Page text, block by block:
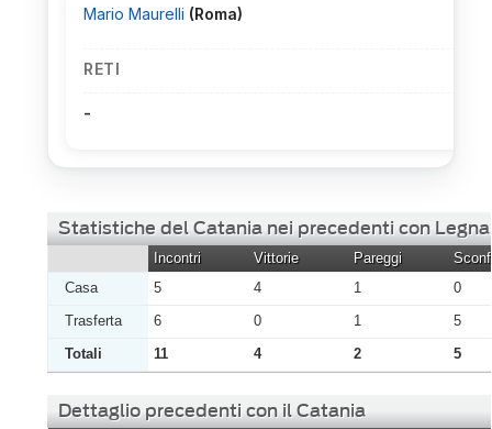
Mario Maurelli (Roma)
RETI
-
Statistiche del Catania nei precedenti con
Incontri Vittorie Pareggi
Casa
5 4 1
0
Trasferta
6 0 1
5
Totali
11 4 2 5
Dettaglio precedenti con il Catania